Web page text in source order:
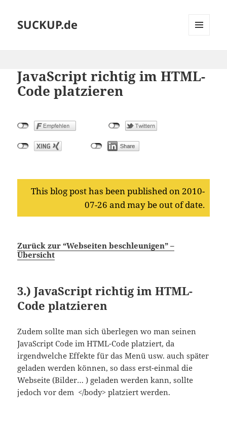
SUCKUP.de
JavaScript richtig im HTML-
Code platzieren
This blog post has been published on 2010-
07-26 and may be out of date.
Zurück zur “Webseiten beschleunigen” –
Übersicht
3.)JavaScript richtig im HTML-
Code platzieren
Zudem sollte man sich überlegen wo man seinen
JavaScript Code im HTML-Code platziert, da
irgendwelche Effekte für das Menü usw. auch später
geladen werden können, so dass erst-einmal die
Webseite (Bilder… ) geladen werden kann, sollte
jedoch vor dem </body> platziert werden.